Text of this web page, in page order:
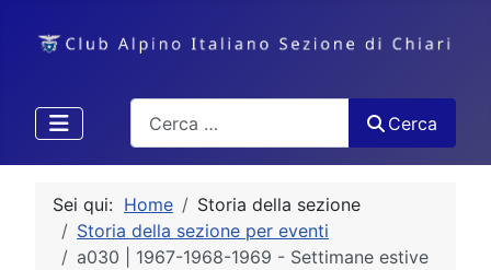
Cerca
Sei qui: Home
Storia della sezione
Storia della sezione per eventi
a030 | 1967-1968-1969 - Settimane estive